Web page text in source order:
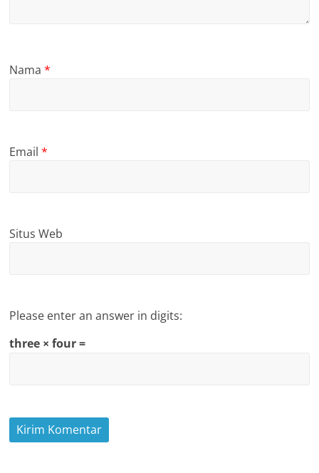
Nama*
Email*
Situs Web
Please enter an answer in digits:
three × four =